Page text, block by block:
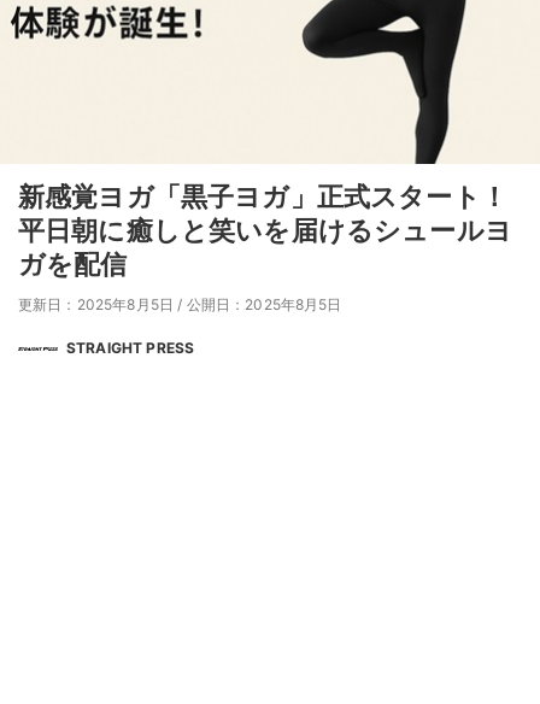
新感覚ヨガ「黒子ヨガ」正式スタート！
平日朝に癒しと笑いを届けるシュールヨ
ガを配信
更新日：2025年8月5日 / 公開日：2025年8月5日
STRAIGHT PRESS